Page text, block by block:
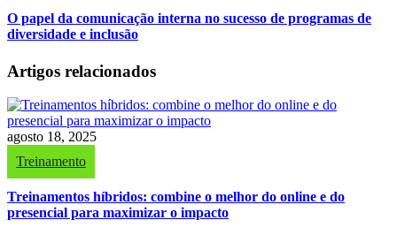
O papel da comunicação interna no sucesso de programas de
diversidade e inclusão
Artigos relacionados
agosto 18, 2025
Treinamento
Treinamentos híbridos: combine o melhor do online e do
presencial para maximizar o impacto